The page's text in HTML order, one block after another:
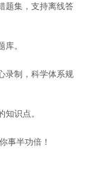
题集，支持离线答
。
录制，科学体系规
识点。
事半功倍！